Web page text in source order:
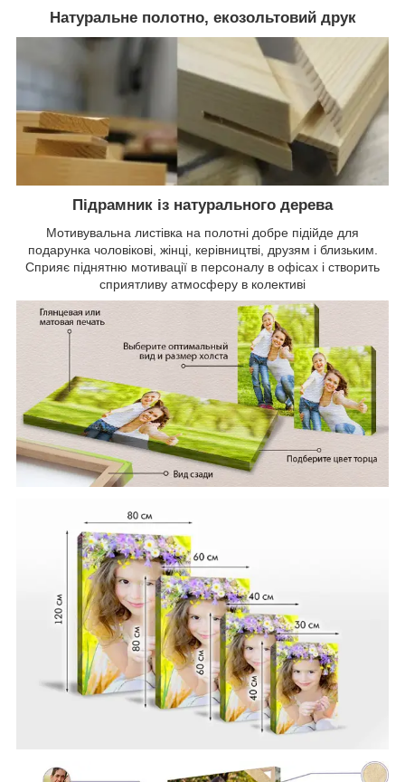
Натуральне полотно, екозольтовий друк
Підрамник із натурального дерева
Мотивувальна листівка на полотні добре підійде для
подарунка чоловікові, жінці, керівництві, друзям і близьким.
Сприяє піднятню мотивації в персоналу в офісах і створить
сприятливу атмосферу в колективі